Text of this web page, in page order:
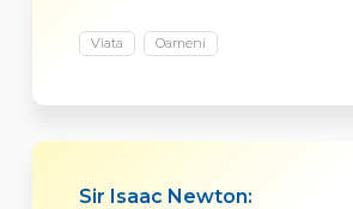
Viata Oameni
Sir Isaac Newton: